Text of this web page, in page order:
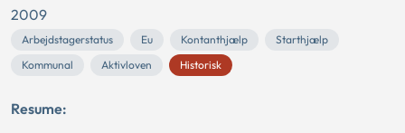
2009
Arbejdstagerstatus Eu Kontanthjælp
Starthjælp
Kommunal
Aktivloven Historisk
Resume: